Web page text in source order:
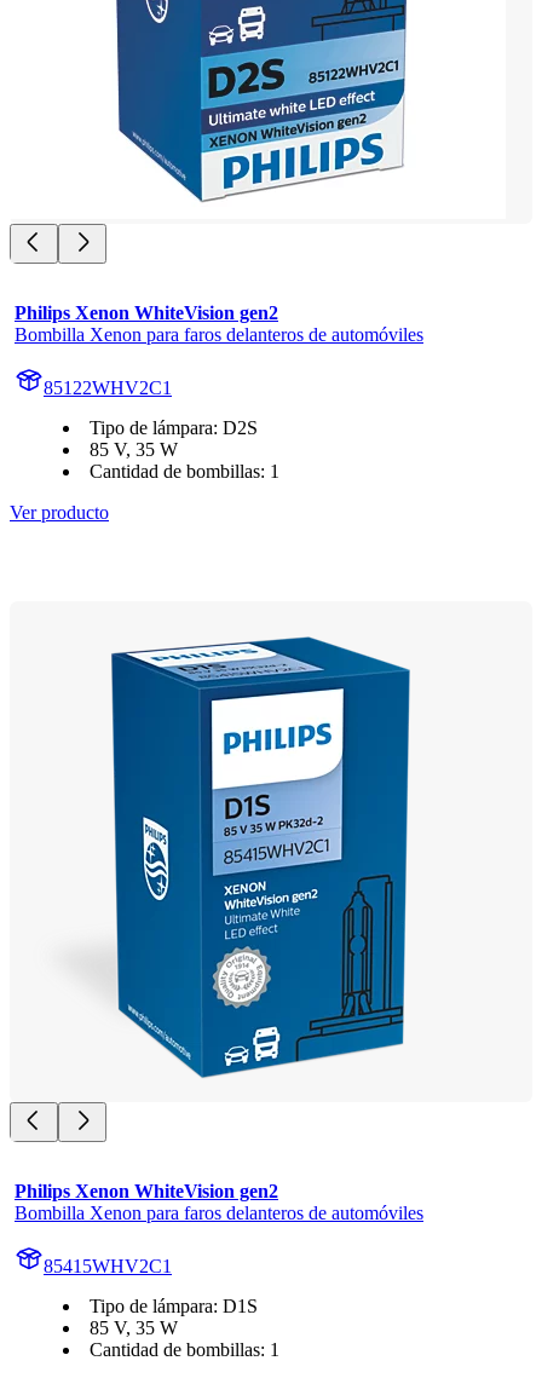
Philips Xenon WhiteVision gen2
Bombilla Xenon para faros delanteros de automóviles
85122WHV2C1
Tipo de lámpara: D2S
85 V, 35 W
Cantidad de bombillas: 1
Ver producto
Philips Xenon WhiteVision gen2
Bombilla Xenon para faros delanteros de automóviles
85415WHV2C1
Tipo de lámpara: D1S
85 V, 35 W
Cantidad de bombillas: 1